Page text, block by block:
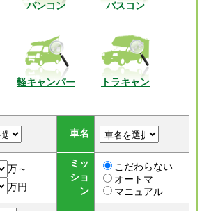
バンコン バスコン
軽キャンパー トラキャン
車名
万～
万円
ミッ
ショ
ン
こだわらない
オートマ
マニュアル